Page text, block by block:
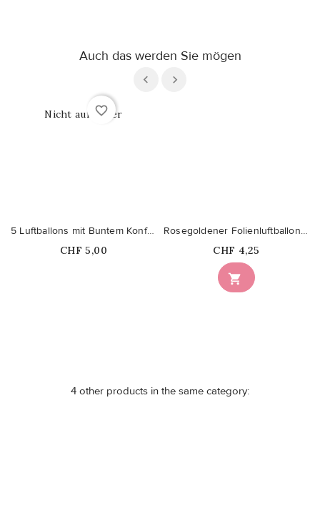
Auch das werden Sie mögen
Nicht auf Lager
favorite_border
5 Luftballons mit Buntem Konfetti
Price
CHF 5,00

Rosegoldener Folienluftballon "H"
Price
CHF 4,25
4 other products in the same category: